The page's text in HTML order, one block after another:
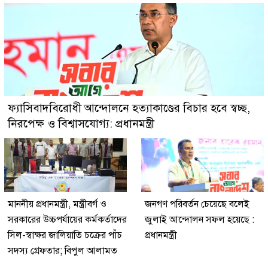
ফ্যাসিবাদবিরোধী আন্দোলনে হত্যাকাণ্ডের বিচার হবে স্বচ্ছ,
নিরপেক্ষ ও বিশ্বাসযোগ্য: প্রধানমন্ত্রী
মাননীয় প্রধানমন্ত্রী, মন্ত্রীবর্গ ও
সরকারের উচ্চপর্যায়ের কর্মকর্তাদের
সিল-স্বাক্ষর জালিয়াতি চক্রের পাঁচ
সদস্য গ্রেফতার; বিপুল আলামত
জনগণ পরিবর্তন চেয়েছে বলেই
জুলাই আন্দোলন সফল হয়েছে :
প্রধানমন্ত্রী